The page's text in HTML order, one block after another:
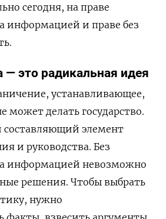
сегодня, на праве
информацией и праве без
— это радикальная идея
устанавливающее,
может делать государство.
элемент
и руководства. Без
информацией невозможно
решения. Чтобы выбрать
нужно